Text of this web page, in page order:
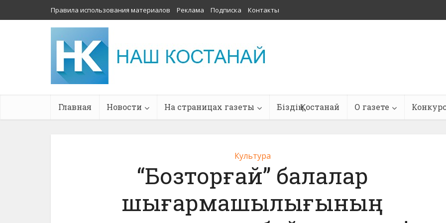
Правила использования материалов Реклама Подписка Контакты
Главная Новости На страницах газеты Біздің Қостанай О газете
Культура
“Бозторғай” балалар
шығармашылығының